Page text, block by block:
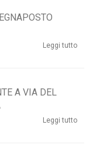
Leggi tutto
A VIA DEL
Leggi tutto